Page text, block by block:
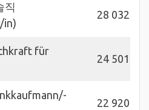
직
in)
28 032
für
24 501
22 920